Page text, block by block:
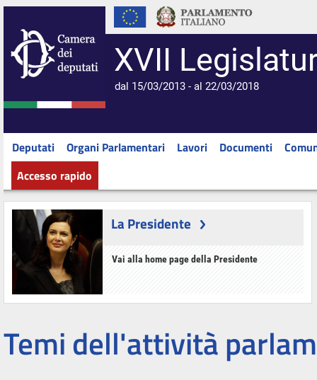
XVII
dal 15/03/2013 - al 22/03/2018
Deputati Organi Parlamentari Lavori Documenti
Accesso rapido
La Presidente
Vai alla home page della Presidente
Temi dell'attività